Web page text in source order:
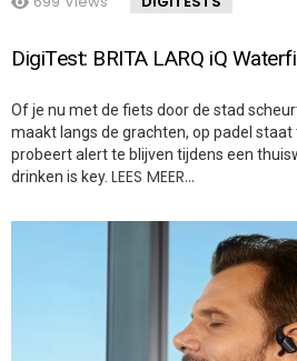
DigiTest: BRITA LARQ iQ
Of je nu met de fiets door de stad
maakt langs de grachten, op padel
probeert alert te blijven tijdens een
drinken is key. LEES MEER…